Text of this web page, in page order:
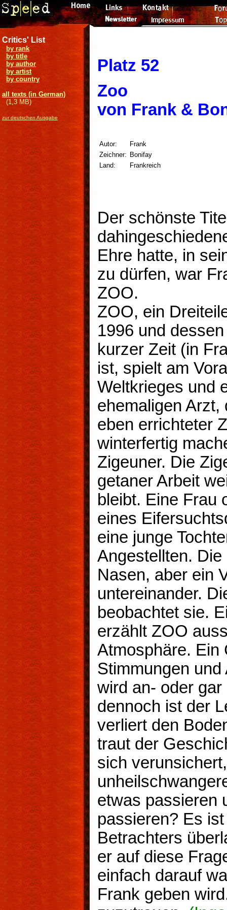
Critics' List
by rank
by title
by author
by artist
by country
all texts (in German)
(1,3 MB)
zur deutschen Ausgabe
Platz 52
Zoo
von Frank &
Autor:
Frank
Zeichner: Bonifay
Land:
Frankreich
Der schönste
Ehre hatte, in
zu dürfen, war
ZOO.
ZOO, ein
1996 und
kurzer Zeit (in
ist, spielt am
Weltkrieges und
ehemaligen
eben errichteter
winterfertig
Zigeuner. Die
getaner Arbeit
bleibt. Eine Frau
eines
eine junge
Angestellten.
Nasen, aber ein
untereinander.
beobachtet sie.
erzählt ZOO
Atmosphäre. Ein
Stimmungen
wird an- oder
dennoch ist der
verliert den
traut der
sich
etwas passieren
passieren? Es
Betrachters
er auf diese
einfach darauf
Frank geben